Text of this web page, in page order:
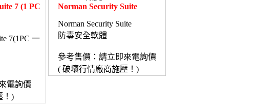
7 (1 PC
7(1PC 一
電詢價
！)
Norman Security Suite
Norman Security Suite
防毒安全軟體
參考售價：請立即來電詢價
( 破壞行情廠商施壓！)